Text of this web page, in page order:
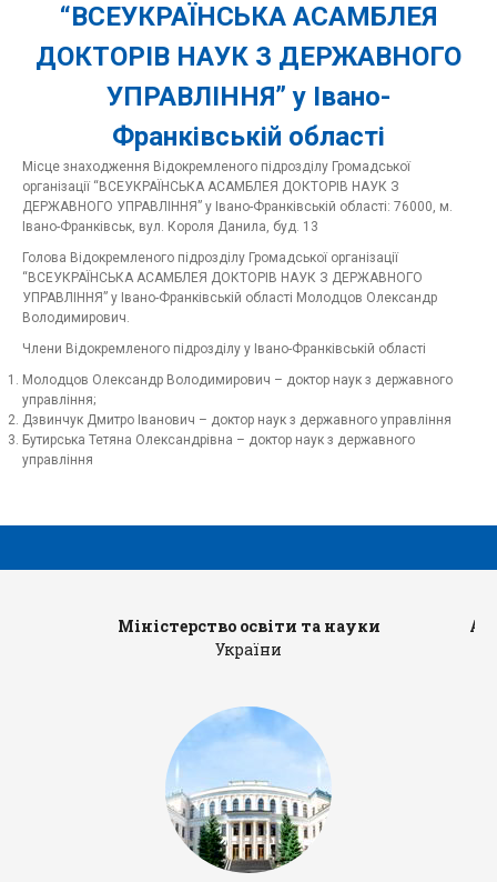
“ВСЕУКРАЇНСЬКА АСАМБЛЕЯ
ДОКТОРІВ НАУК З ДЕРЖАВНОГО
УПРАВЛІННЯ” у Івано-
Франківській області
Місце знаходження Відокремленого підрозділу Громадської
організації “ВСЕУКРАЇНСЬКА АСАМБЛЕЯ ДОКТОРІВ НАУК З
ДЕРЖАВНОГО УПРАВЛІННЯ” у Івано-Франківській області: 76000, м.
Івано-Франківськ, вул. Короля Данила, буд. 13
Голова Відокремленого підрозділу Громадської організації
“ВСЕУКРАЇНСЬКА АСАМБЛЕЯ ДОКТОРІВ НАУК З ДЕРЖАВНОГО
УПРАВЛІННЯ” у Івано-Франківській області Молодцов Олександр
Володимирович.
Члени Відокремленого підрозділу у Івано-Франківській області
Молодцов Олександр Володимирович – доктор наук з державного
управління;
Дзвинчук Дмитро Іванович – доктор наук з державного управління
Бутирська Тетяна Олександрівна – доктор наук з державного
управління
Міністерство освіти та науки
України